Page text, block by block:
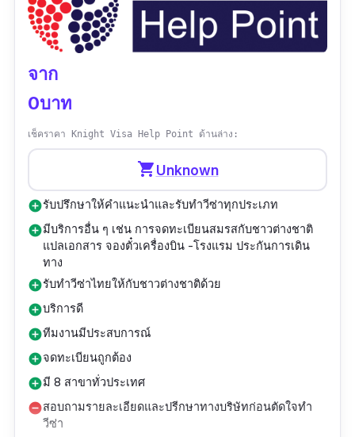
จาก
0บาท
เช็คราคา Knight Visa Help Point ด้านล่าง:
shopping_cartUnknown
add_circleรับปรึกษาให้คำแนะนำและรับทำวีซ่าทุกประเภท
add_circleมีบริการอื่น ๆ เช่น การจดทะเบียนสมรสกับชาวต่างชาติ
แปลเอกสาร จองตั๋วเครื่องบิน -โรงแรม ประกันการเดิน
ทาง
add_circleรับทำวีซ่าไทยให้กับชาวต่างชาติด้วย
add_circleบริการดี
add_circleทีมงานมีประสบการณ์
add_circleจดทะเบียนถูกต้อง
add_circleมี 8 สาขาทั่วประเทศ
remove_circleสอบถามรายละเอียดและปรีกษาทางบริษัทก่อนตัดใจทำ
วีซ่า